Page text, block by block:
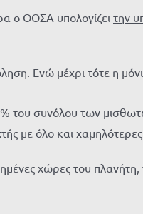
ο ΟΟΣΑ υπολογίζει την
Ενώ μέχρι τότε η
του συνόλου των
με όλο και
χώρες του πλανήτη,